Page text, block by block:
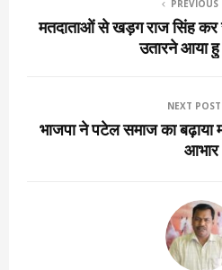
PREVIOUS
मतदाताओं से खड़ग राज सिंह कर
उतारने आया हु
NEXT POST
भाजपा ने पटेल समाज का बढ़ाया
आभार